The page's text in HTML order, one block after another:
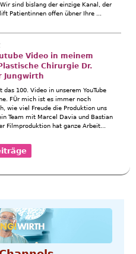
sind bislang der einzige Kanal, der
Patientinnen offen übner Ihre ...
Video in meinem
Chirurgie Dr.
Jungwirth
das 100. Video in unserem YouTube
FÜr mich ist es immer noch
wie viel Freude die Produktion uns
Team mit Marcel Davia und Bastian
Filmproduktion hat ganze Arbeit...